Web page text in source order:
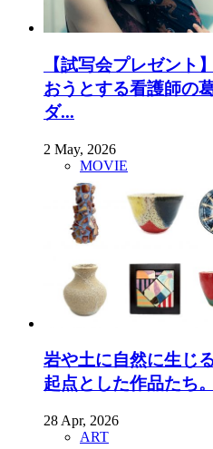
【試写会プレゼント
おうとする看護師の
ダ...
2 May, 2026
MOVIE
岩や土に自然に生じ
起点とした作品たち
28 Apr, 2026
ART